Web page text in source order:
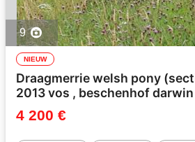
9
NIEUW
Draagmerrie welsh pony
2013 vos , beschenhof darwin
4 200 €